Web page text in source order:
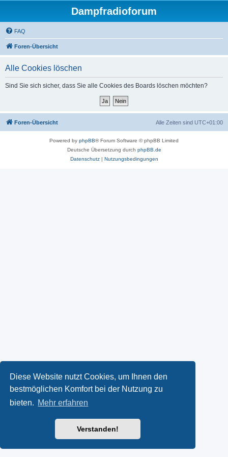
Diese Website nutzt Cookies, um Ihnen den
bestmöglichen Komfort bei der Nutzung zu
bieten. Mehr erfahren
Verstanden!
Dampfradioforum
FAQ
Foren-Übersicht
Alle Cookies löschen
Sind Sie sich sicher, dass Sie alle Cookies des Boards löschen möchten?
Foren-Übersicht Alle Zeiten sind UTC+01:00
Powered by phpBB® Forum Software © phpBB Limited
Deutsche Übersetzung durch phpBB.de
Datenschutz| Nutzungsbedingungen